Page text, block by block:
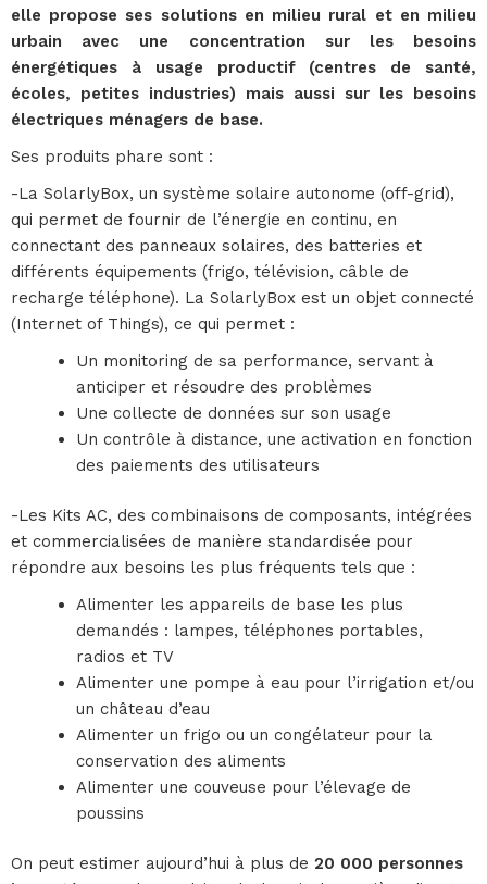
elle propose ses solutions en milieu rural et en milieu
urbain avec une concentration sur les besoins
énergétiques à usage productif (centres de santé,
écoles, petites industries) mais aussi sur les besoins
électriques ménagers de base.
Ses produits phare sont :
-La SolarlyBox, un système solaire autonome (off-grid),
qui permet de fournir de l’énergie en continu, en
connectant des panneaux solaires, des batteries et
différents équipements (frigo, télévision, câble de
recharge téléphone). La SolarlyBox est un objet connecté
(Internet of Things), ce qui permet :
Un monitoring de sa performance, servant à
anticiper et résoudre des problèmes
Une collecte de données sur son usage
Un contrôle à distance, une activation en fonction
des paiements des utilisateurs
-Les Kits AC, des combinaisons de composants, intégrées
et commercialisées de manière standardisée pour
répondre aux besoins les plus fréquents tels que :
Alimenter les appareils de base les plus
demandés : lampes, téléphones portables,
radios et TV
Alimenter une pompe à eau pour l’irrigation et/ou
un château d’eau
Alimenter un frigo ou un congélateur pour la
conservation des aliments
Alimenter une couveuse pour l’élevage de
poussins
On peut estimer aujourd’hui à plus de 20 000 personnes